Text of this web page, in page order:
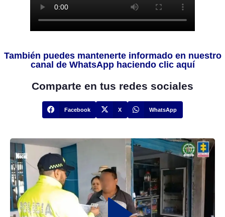
También puedes mantenerte informado en nuestro
canal de WhatsApp haciendo clic aquí
Comparte en tus redes sociales
Facebook X WhatsApp